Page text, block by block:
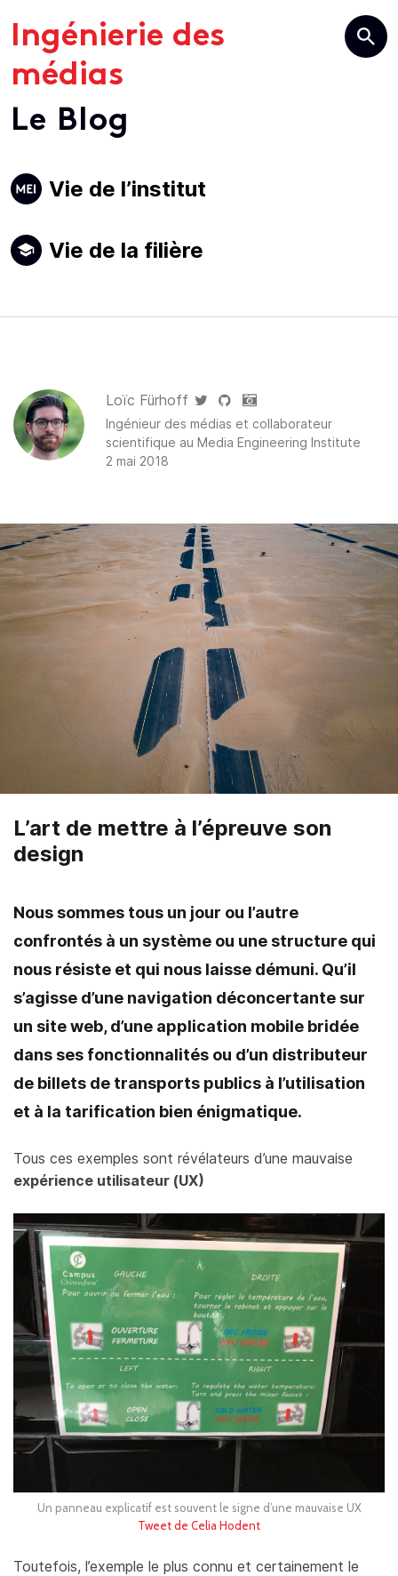
Ingénierie des
médias
Le Blog
Navigation
Vie de l’institut
Vie de la filière
Author
Loïc Fürhoff
Ingénieur des médias et collaborateur
scientifique au Media Engineering Institute
2 mai 2018
L’art de mettre à l’épreuve son
design
Nous sommes tous un jour ou l’autre
confrontés à un système ou une structure qui
nous résiste et qui nous laisse démuni. Qu’il
s’agisse d’une navigation déconcertante sur
un site web, d’une application mobile bridée
dans ses fonctionnalités ou d’un distributeur
de billets de transports publics à l’utilisation
et à la tarification bien énigmatique.
Tous ces exemples sont révélateurs d’une mauvaise
expérience utilisateur (UX)
Un panneau explicatif est souvent le signe d’une mauvaise UX
Tweet de Celia Hodent
Toutefois, l’exemple le plus connu et certainement le